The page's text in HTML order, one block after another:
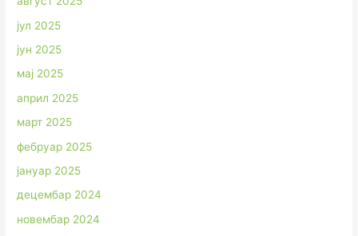
јул 2025
јун 2025
мај 2025
април 2025
март 2025
фебруар 2025
јануар 2025
децембар 2024
новембар 2024